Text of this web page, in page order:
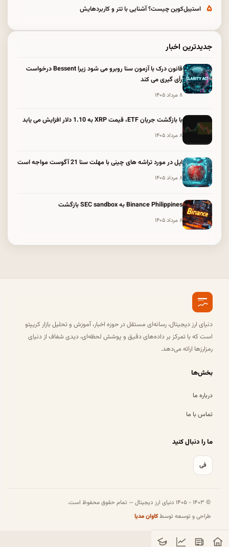
۵ استیبل‌کوین چیست؟ آشنایی با تتر و کاربردهایش
جدیدترین اخبار
قانون درک با آزمون سنا روبرو می شود زیرا Bessent درخواست
رأی گیری می کند
۸ مرداد ۱۴۰۵
با بازگشت جریان ETF، قیمت XRP به 1.10 دلار افزایش می یابد
۸ مرداد ۱۴۰۵
اپل در مورد تراشه های چینی با مهلت سنا 21 آگوست مواجه است
۸ مرداد ۱۴۰۵
Binance Philippines به SEC sandbox بازگشت
۸ مرداد ۱۴۰۵
دنیای ارز دیجیتال، رسانه‌ای مستقل در حوزه اخبار، آموزش و تحلیل بازار کریپتو
است که با تمرکز بر داده‌های دقیق و پوشش لحظه‌ای، دیدی شفاف از دنیای
رمزارزها ارائه می‌دهد.
بخش‌ها
درباره ما
تماس با ما
ما را دنبال کنید
فی
© ۱۴۰۳ - ۱۴۰۵ دنیای ارز دیجیتال — تمام حقوق محفوظ است.
طراحی و توسعه توسطکاوان مدیا